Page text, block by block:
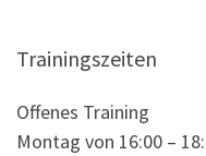
Trainingszeiten
Offenes Training
Montag von 16:00 –